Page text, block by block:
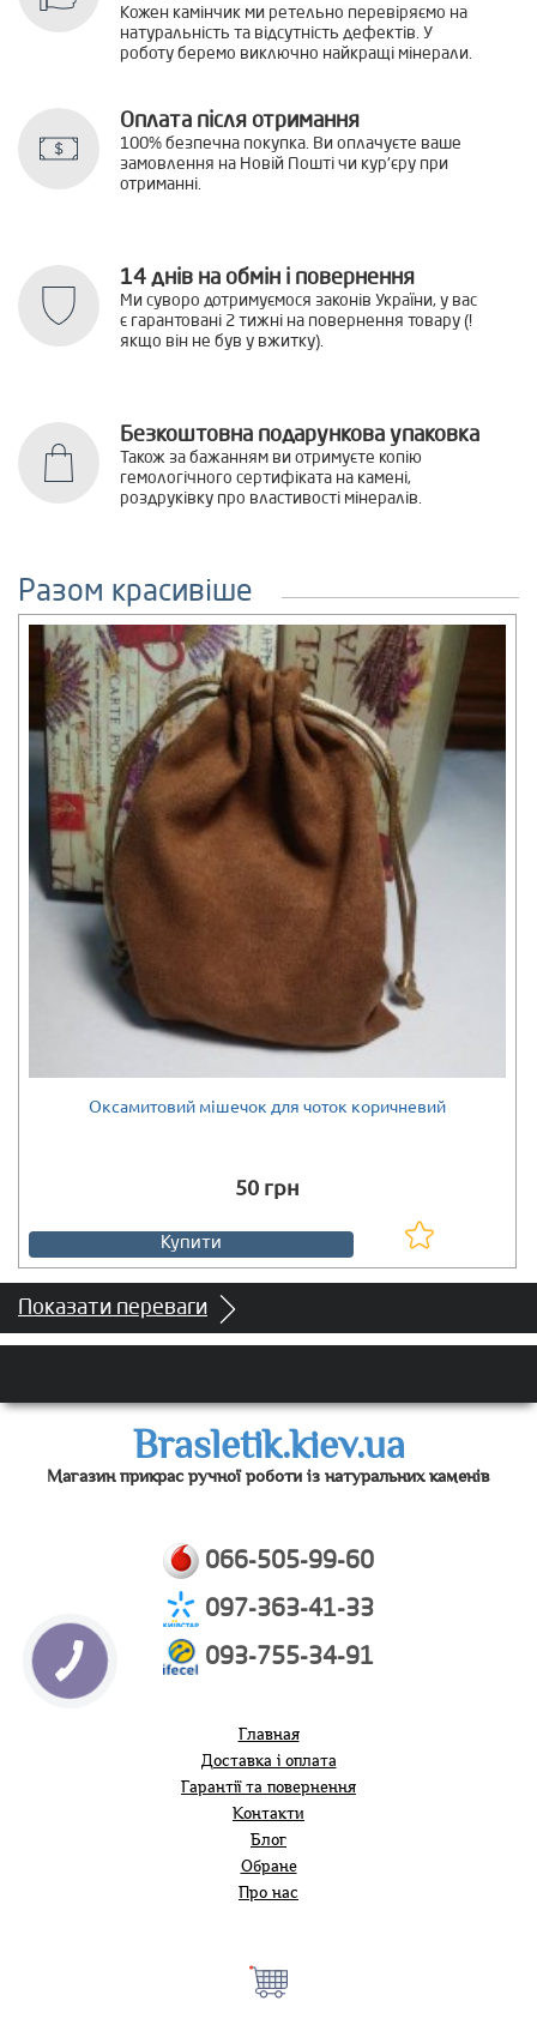
Кожен камінчик ми ретельно перевіряємо на
натуральність та відсутність дефектів. У
роботу беремо виключно найкращі мінерали.
Оплата після отримання
100% безпечна покупка. Ви оплачуєте ваше
замовлення на Новій Пошті чи кур'єру при
отриманні.
14 днів на обмін і повернення
Ми суворо дотримуємося законів України, у вас
є гарантовані 2 тижні на повернення товару (!
якщо він не був у вжитку).
Безкоштовна подарункова упаковка
Також за бажанням ви отримуєте копію
гемологічного сертифіката на камені,
роздруківку про властивості мінералів.
Разом красивіше
Оксамитовий мішечок для чоток коричневий
50 грн
Купити
Показати переваги
Brasletik.kiev.ua
Магазин прикрас ручної роботи із натуральних каменів
066-505-99-60
097-363-41-33
093-755-34-91
Главная
Доставка і оплата
Гарантії та повернення
Контакти
Блог
Обране
Про нас